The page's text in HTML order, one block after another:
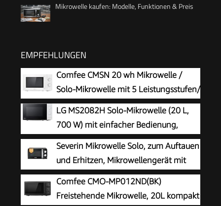
Mikrowelle kaufen: Modelle, Funktionen & Preis
EMPFEHLUNGEN
Comfee CMSN 20 wh Mikrowelle /
Solo-Mikrowelle mit 5 Leistungsstufen/
Innenbeleuchtung/ easy
Defrost/360°Drehteller / Zwei
Drehregler/20L/700W/ Weiß, Mechanisch
LG MS2082H Solo-Mikrowelle (20 L,
700 W) mit einfacher Bedienung,
Doppel-Drehreglern und LED-Innenbeleuchtung,
Weiß
Severin Mikrowelle Solo, zum Auftauen
und Erhitzen, Mikrowellengerät mit
Drehteller für gleichmäßige
Wärmeverteilung, 17L, Schwarz / Edelstahl, MW
7886
Comfee CMO-MP012ND(BK)
Freistehende Mikrowelle, 20L kompakt